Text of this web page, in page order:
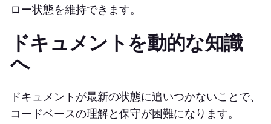
ロー状態を維持できます。
ドキュメントを動的な知識
へ
ドキュメントが最新の状態に追いつかないことで、
コードベースの理解と保守が困難になります。